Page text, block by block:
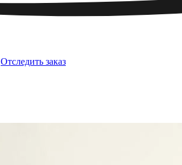
Отследить заказ